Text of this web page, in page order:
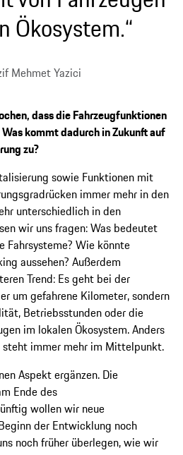
Ökosystem.“
Mehmet Yazici
dass die Fahrzeugfunktionen
kommt dadurch in Zukunft auf
zu?
sowie Funktionen mit
immer mehr in den
unterschiedlich in den
wir uns fragen: Was bedeutet
Fahrsysteme? Wie könnte
aussehen? Außerdem
Trend: Es geht bei der
um gefahrene Kilometer, sondern
Betriebsstunden oder die
im lokalen Ökosystem. Anders
steht immer mehr im Mittelpunkt.
Aspekt ergänzen. Die
Ende des
wollen wir neue
der Entwicklung noch
noch früher überlegen, wie wir